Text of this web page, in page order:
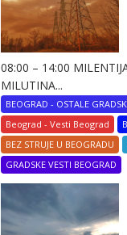
08:00 – 14:00
MILUTINA...
BEOGRAD - OSTALE
Beograd - Vesti Beograd
BEZ STRUJE U BEOGRADU
GRADSKE VESTI BEOGRAD